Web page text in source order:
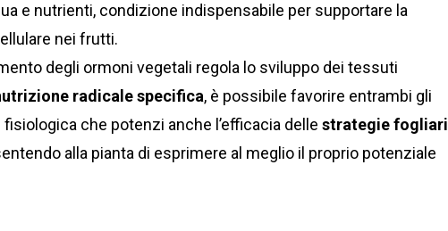
e nutrienti, condizione indispensabile per supportare la
nei frutti.
degli ormoni vegetali regola lo sviluppo dei tessuti
radicale specifica, è possibile favorire entrambi gli
che potenzi anche l’efficacia delle strategie fogliari
alla pianta di esprimere al meglio il proprio potenziale